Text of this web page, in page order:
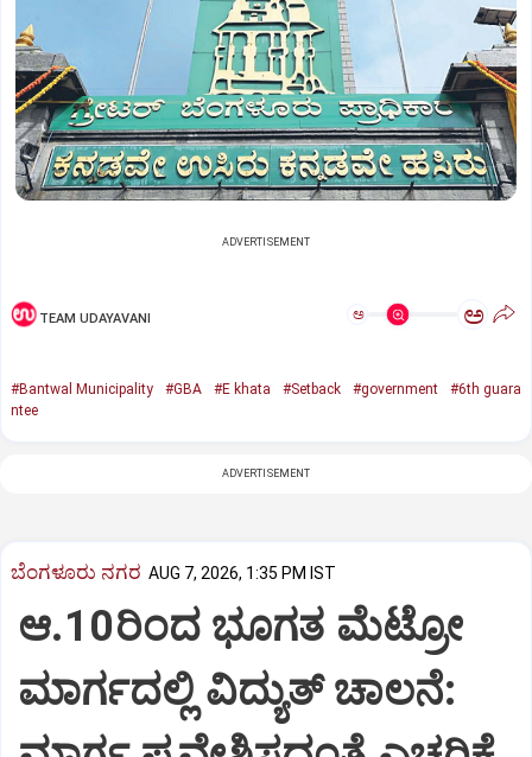
ADVERTISEMENT
TEAM UDAYAVANI ಅ ಅ
#Bantwal Municipality #GBA #E khata #Setback #government
#6th guara
ntee
ADVERTISEMENT
ಬೆಂಗಳೂರು ನಗರ AUG 7, 2026, 1:35 PM IST
ಆ.10ರಿಂದ ಭೂಗತ ಮೆಟ್ರೋ
ಮಾರ್ಗದಲ್ಲಿ ವಿದ್ಯುತ್‌ ಚಾಲನೆ: